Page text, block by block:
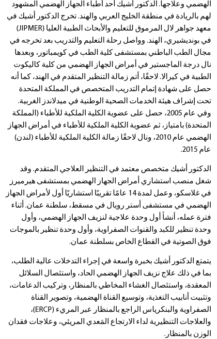
الهضمي وعلاجها. الدكتور أشيك أحد أطباء الجهاز الهضمي المشهود
لهم بالريادة في منطقة الخليج العربي والهند. تخرج الدكتور أشيك في
معهد جواهر لال المرموق للتعليم والأبحاث الطبية العليا (JIPMER)
في بونديشيري، الهند. وواصل رحلة التعليم والتدريب بعد تخرجه في
مجال الطب الباطني بمستشفى كلية الطب في كويمباتور، وبعدها
نال درجة الماجستير في أمراض الجهاز الهضمي من كلية كاليكوت
الطبية في كيرالا. لاحقًا، أتم زمالة التنظير المتقدم في الهند، كما أنه
حصل على شهادة إتمام التدريب المتخصص في المملكة المتحدة
تحت إشراف هيئة الخدمات الصحية الوطنية في ميدلاندز الغربية.
وفي عام 2005، حصل على عضوية الكلية الملكية للأطباء (المملكة
المتحدة) بامتياز، ثم عضوية الكلية الملكية للأطباء في أمراض الجهاز
الهضمي عام 2010، ونال لاحقًا زمالة الكلية الملكية للأطباء (لندن)
عام 2015.
الدكتور أشيك متخصص معتمد في التنظير العلاجي المتقدم. وقد
شغل منصب استشاري أمراض الجهاز الهضمي بمستشفى هيرميرز
في غلاسكو، وعمل لمدة 14 عامًا تقريبًا استشاريًا أول لأمراض الجهاز
الهضمي في مستشفى أستر رويال في مسقط، سلطنة عمان. أثناء
فترة عمله، أنشأ أول وحدة علاجية لنزيف الجهاز الهضمي، وأول
وحدة تنظير للكبد والقنوات الصفراوية، وأول وحدة تنظير بالموجات
فوق الصوتية في القطاع الخاص بسلطنة عمان.
يتمتع الدكتور أشيك بخبرة واسعة في إجراء التدخلات عالية الطلب،
بما في ذلك علاج نزيف الجهاز الهضمي الحاد، واستئصال السلائل
المعقدة، واستئصال الغشاء المخاطي بالمنظار، وتركيب الدعامات،
وتثبيت أنابيب التغذية، وتوسيع القناة الهضمية، وتصوير القناة
الصفراوية والبنكرياس الراجع بالمنظار عبر المريء (ERCP)،
والعلاجات التنظيرية لداء الارتجاع المَعدي المريئي، وعلاجات فقدان
الوزن بالمنظار.